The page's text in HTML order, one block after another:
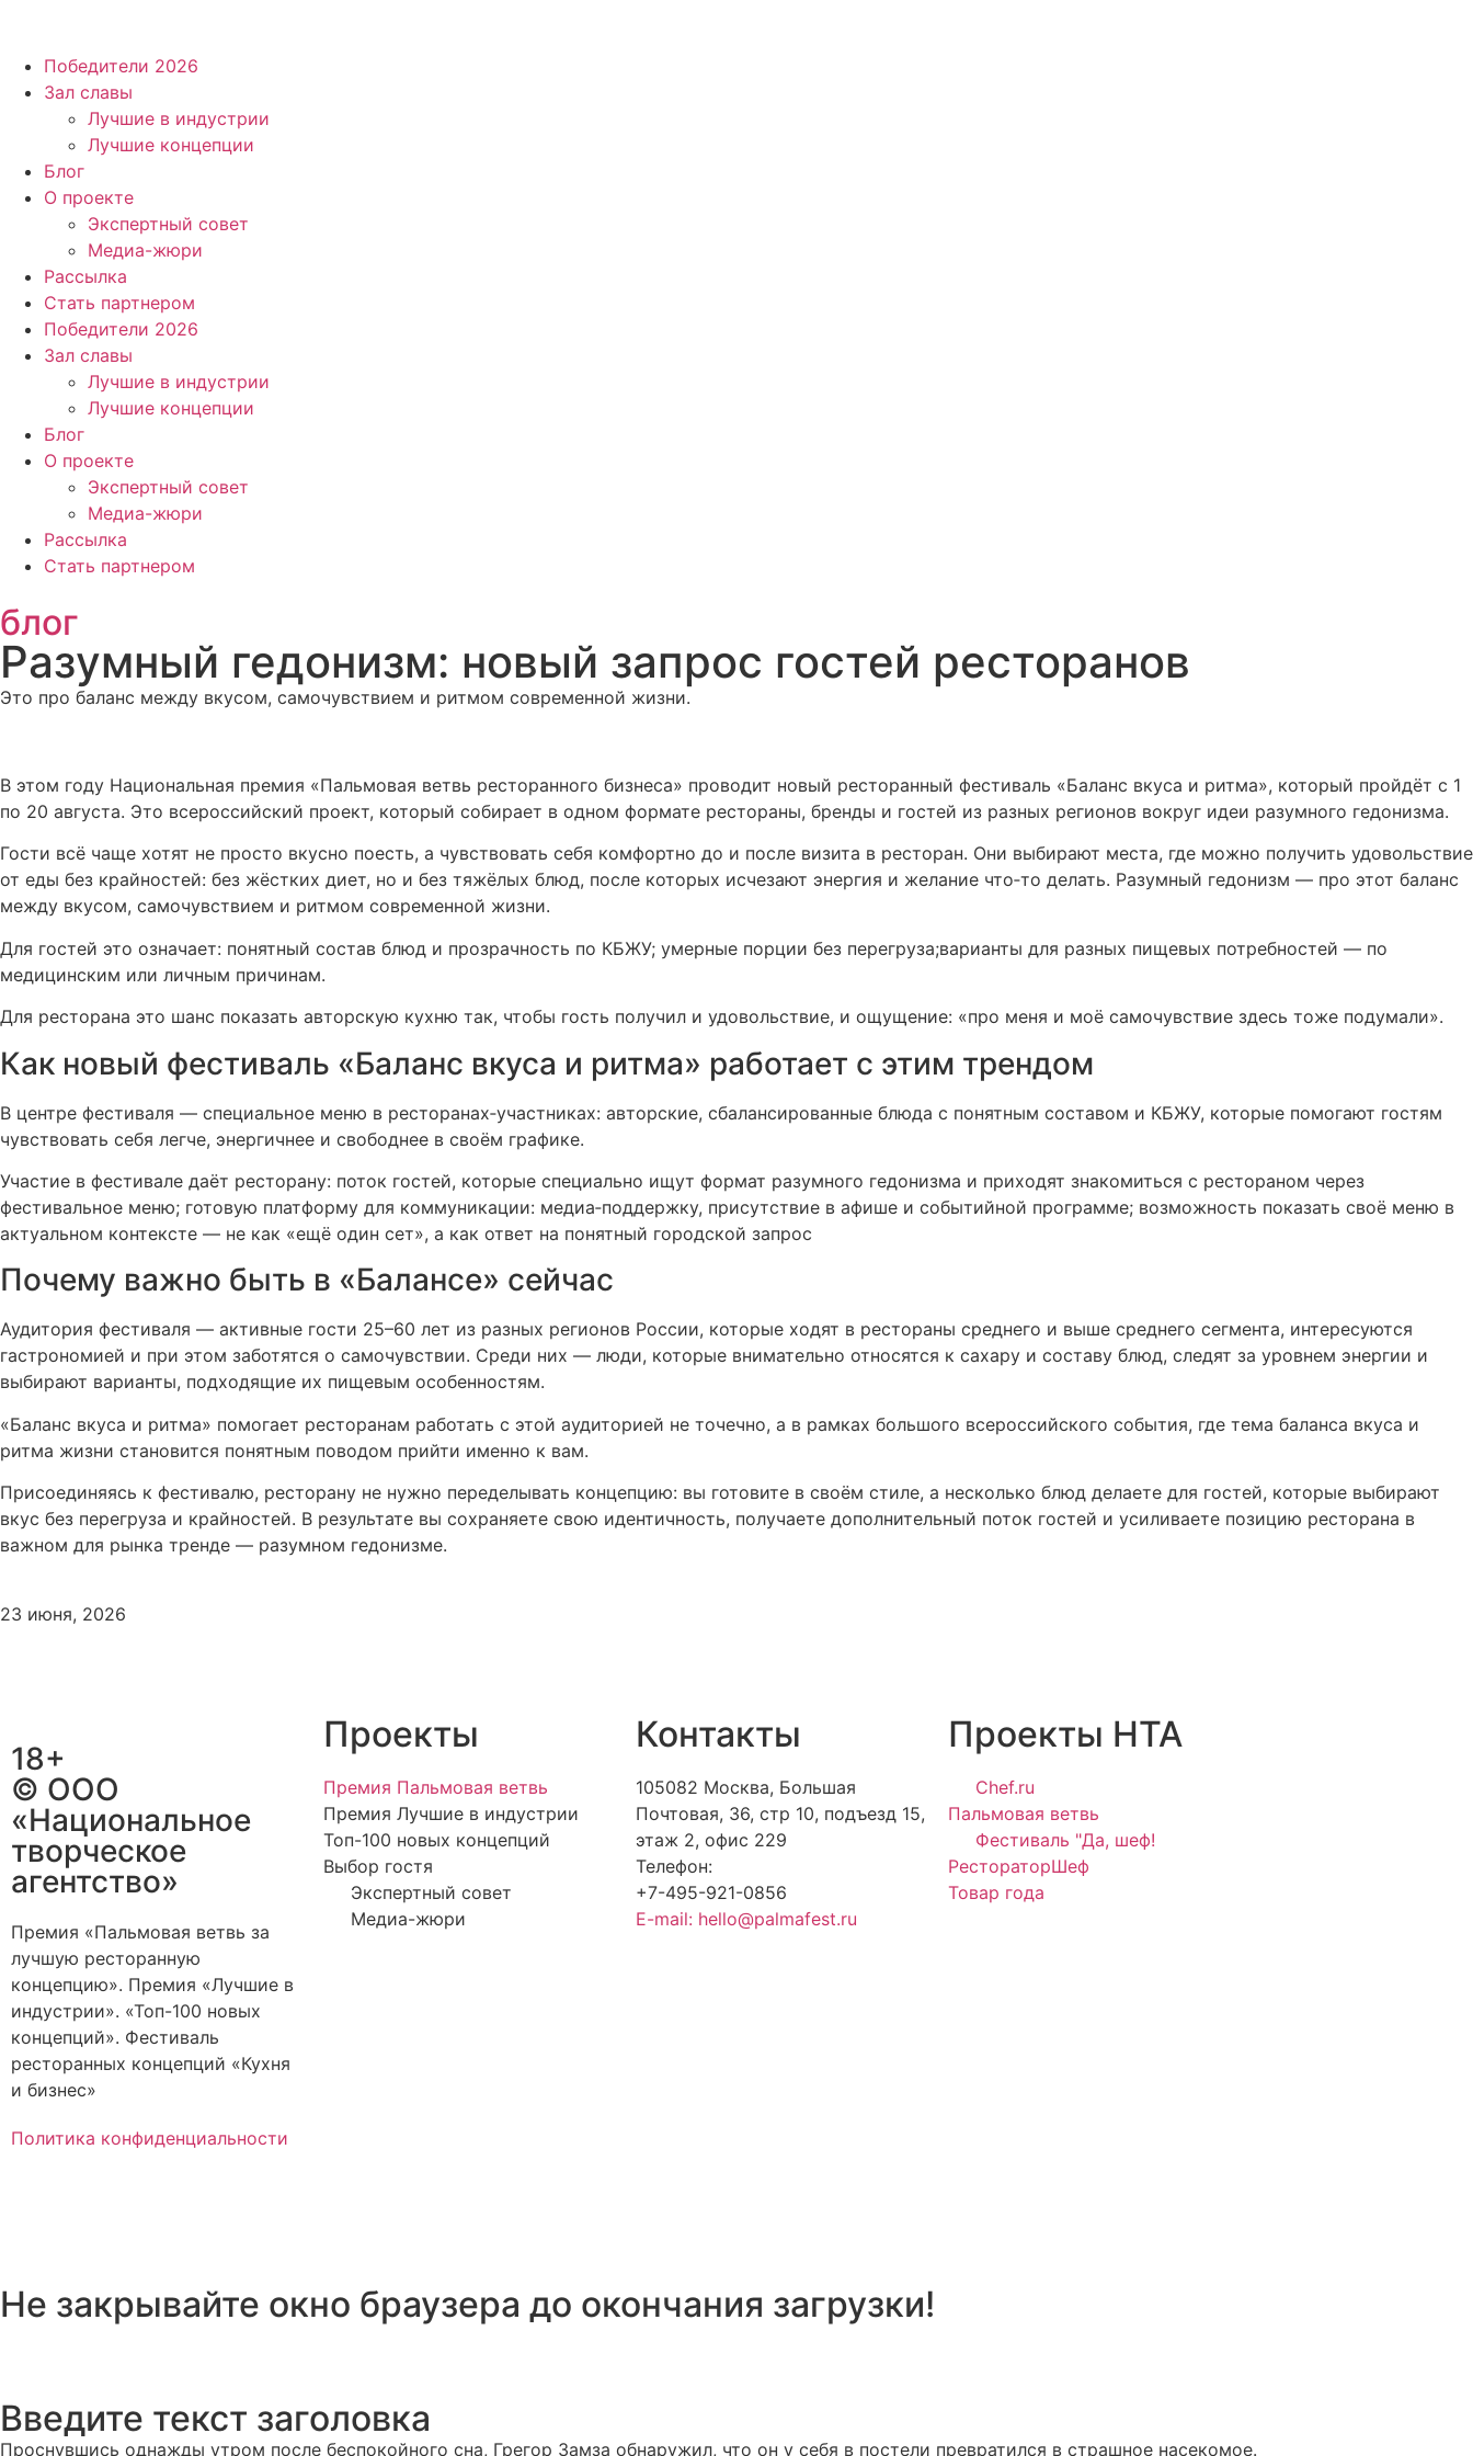
Победители 2026
Зал славы
Лучшие в индустрии
Лучшие концепции
Блог
О проекте
Экспертный совет
Медиа-жюри
Рассылка
Стать партнером
Победители 2026
Зал славы
Лучшие в индустрии
Лучшие концепции
Блог
О проекте
Экспертный совет
Медиа-жюри
Рассылка
Стать партнером
блог
Разумный гедонизм: новый запрос гостей ресторанов
Это про баланс между вкусом, самочувствием и ритмом современной жизни.
В этом году Национальная премия «Пальмовая ветвь ресторанного бизнеса» проводит новый ресторанный фестиваль «Баланс вкуса и ритма», который пройдёт с 1
по 20 августа. Это всероссийский проект, который собирает в одном формате рестораны, бренды и гостей из разных регионов вокруг идеи разумного гедонизма.
Гости всё чаще хотят не просто вкусно поесть, а чувствовать себя комфортно до и после визита в ресторан. Они выбирают места, где можно получить удовольствие
от еды без крайностей: без жёстких диет, но и без тяжёлых блюд, после которых исчезают энергия и желание что‑то делать. Разумный гедонизм — про этот баланс
между вкусом, самочувствием и ритмом современной жизни.
Для гостей это означает: понятный состав блюд и прозрачность по КБЖУ; умерные порции без перегруза;варианты для разных пищевых потребностей — по
медицинским или личным причинам.
Для ресторана это шанс показать авторскую кухню так, чтобы гость получил и удовольствие, и ощущение: «про меня и моё самочувствие здесь тоже подумали».
Как новый фестиваль «Баланс вкуса и ритма» работает с этим трендом
В центре фестиваля — специальное меню в ресторанах‑участниках: авторские, сбалансированные блюда с понятным составом и КБЖУ, которые помогают гостям
чувствовать себя легче, энергичнее и свободнее в своём графике.
Участие в фестивале даёт ресторану: поток гостей, которые специально ищут формат разумного гедонизма и приходят знакомиться с рестораном через
фестивальное меню; готовую платформу для коммуникации: медиа‑поддержку, присутствие в афише и событийной программе; возможность показать своё меню в
актуальном контексте — не как «ещё один сет», а как ответ на понятный городской запрос
Почему важно быть в «Балансe» сейчас
Аудитория фестиваля — активные гости 25–60 лет из разных регионов России, которые ходят в рестораны среднего и выше среднего сегмента, интересуются
гастрономией и при этом заботятся о самочувствии. Среди них — люди, которые внимательно относятся к сахару и составу блюд, следят за уровнем энергии и
выбирают варианты, подходящие их пищевым особенностям.
«Баланс вкуса и ритма» помогает ресторанам работать с этой аудиторией не точечно, а в рамках большого всероссийского события, где тема баланса вкуса и
ритма жизни становится понятным поводом прийти именно к вам.
Присоединяясь к фестивалю, ресторану не нужно переделывать концепцию: вы готовите в своём стиле, а несколько блюд делаете для гостей, которые выбирают
вкус без перегруза и крайностей. В результате вы сохраняете свою идентичность, получаете дополнительный поток гостей и усиливаете позицию ресторана в
важном для рынка тренде — разумном гедонизме.
23 июня, 2026
18+
© ООО
«Национальное
творческое
агентство»
Премия «Пальмовая ветвь за
лучшую ресторанную
концепцию». Премия «Лучшие в
индустрии». «Топ-100 новых
концепций». Фестиваль
ресторанных концепций «Кухня
и бизнес»
Политика конфиденциальности
Проекты
Премия Пальмовая ветвь
Премия Лучшие в индустрии
Топ-100 новых концепций
Выбор гостя
Экспертный совет
Медиа-жюри
Контакты
105082 Москва, Большая
Почтовая, 36, стр 10, подъезд 15,
этаж 2, офис 229
Телефон:
+7-495-921-0856
E-mail: hello@palmafest.ru
Проекты НТА
Chef.ru
Пальмовая ветвь
Фестиваль "Да, шеф!
РестораторШеф
Товар года
Не закрывайте окно браузера до окончания загрузки!
Введите текст заголовка
Проснувшись однажды утром после беспокойного сна, Грегор Замза обнаружил, что он у себя в постели превратился в страшное насекомое.